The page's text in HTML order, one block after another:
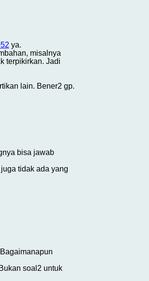
ya.
misalnya
terpikirkan. Jadi
lain. Bener2 gp.
bisa jawab
tidak ada yang
soal2 untuk